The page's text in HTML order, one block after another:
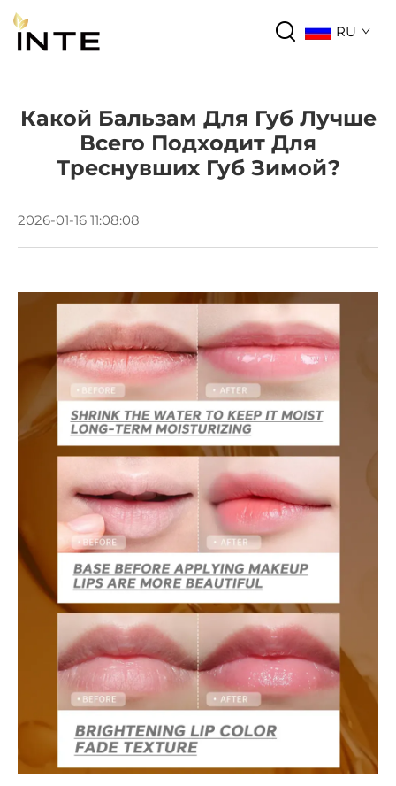
RU
Какой Бальзам Для Губ Лучше
Всего Подходит Для
Треснувших Губ Зимой?
2026-01-16 11:08:08